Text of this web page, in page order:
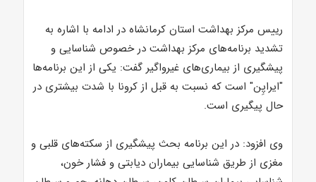
رییس مرکز بهداشت استان کرمانشاه در ادامه با اشاره به
تشدید برنامه‌های مرکز بهداشت در خصوص شناسایی و
پیشگیری از بیماری‌های غیرواگیر گفت: یکی از این برنامه‌ها
"ایراپِن" است که نسبت به قبل از کرونا با شدت بیشتری در
حال پیگیری است.
وی افزود: در این برنامه بحث پیشگیری از سکته‌های قلبی و
مغزی از طریق شناسایی بیماران دیابتی و فشار خون،